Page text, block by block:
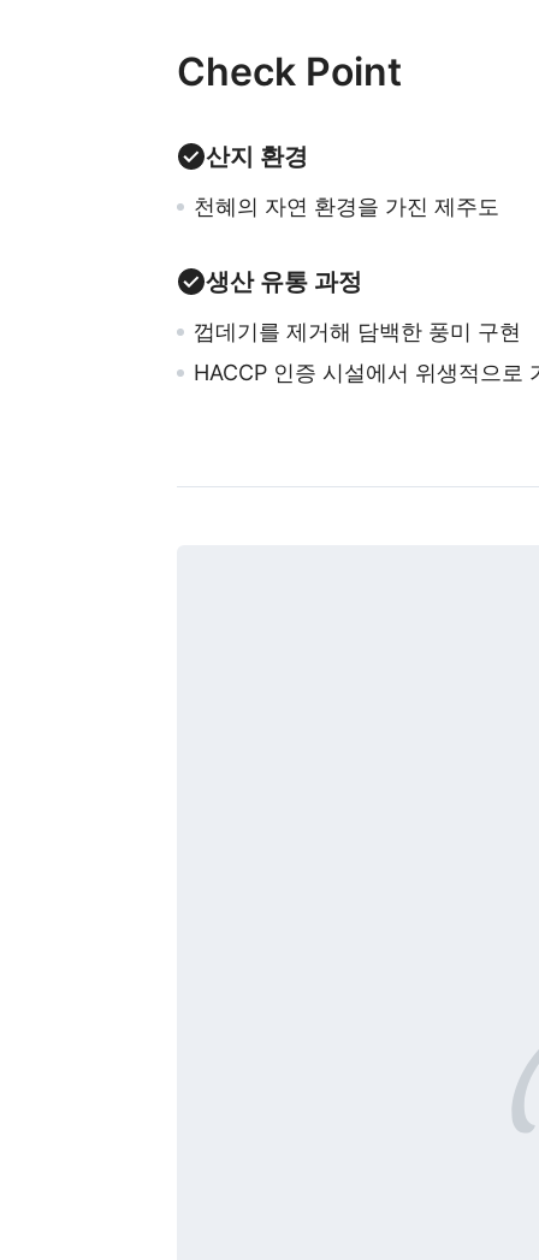
Check Point
산지 환경
천혜의 자연 환경을 가진 제주도
생산 유통 과정
껍데기를 제거해 담백한 풍미 구현
HACCP 인증 시설에서 위생적으로